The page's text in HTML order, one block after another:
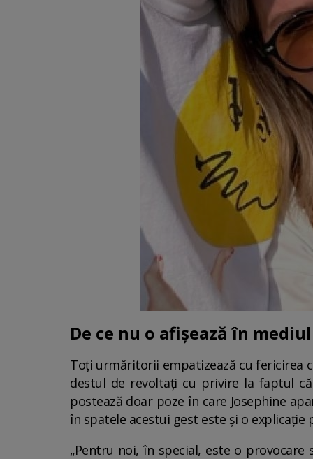
De ce nu o afișează în
Toți urmăritorii empatizează cu fericirea
destul de revoltați cu privire la faptul
postează doar poze în care Josephine
în spatele acestui gest este și o explicație
„Pentru noi, în special, este o